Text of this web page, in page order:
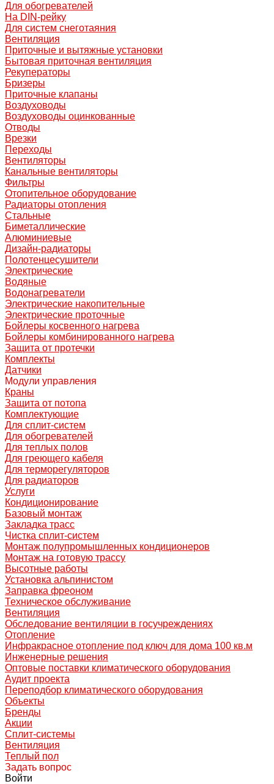
Для обогревателей
На DIN-рейку
Для систем снеготаяния
Вентиляция
Приточные и вытяжные установки
Бытовая приточная вентиляция
Рекуператоры
Бризеры
Приточные клапаны
Воздуховоды
Воздуховоды оцинкованные
Отводы
Врезки
Переходы
Вентиляторы
Канальные вентиляторы
Фильтры
Отопительное оборудование
Радиаторы отопления
Стальные
Биметаллические
Алюминиевые
Дизайн-радиаторы
Полотенцесушители
Электрические
Водяные
Водонагреватели
Электрические накопительные
Электрические проточные
Бойлеры косвенного нагрева
Бойлеры комбинированного нагрева
Защита от протечки
Комплекты
Датчики
Модули управления
Краны
Защита от потопа
Комплектующие
Для сплит-систем
Для обогревателей
Для теплых полов
Для греющего кабеля
Для терморегуляторов
Для радиаторов
Услуги
Кондиционирование
Базовый монтаж
Закладка трасс
Чистка сплит-систем
Монтаж полупромышленных кондиционеров
Монтаж на готовую трассу
Высотные работы
Установка альпинистом
Заправка фреоном
Техническое обслуживание
Вентиляция
Обследование вентиляции в госучреждениях
Отопление
Инфракрасное отопление под ключ для дома 100 кв.м
Инженерные решения
Оптовые поставки климатического оборудования
Аудит проекта
Переподбор климатического оборудования
Объекты
Бренды
Акции
Сплит-системы
Вентиляция
Теплый пол
Задать вопрос
Войти